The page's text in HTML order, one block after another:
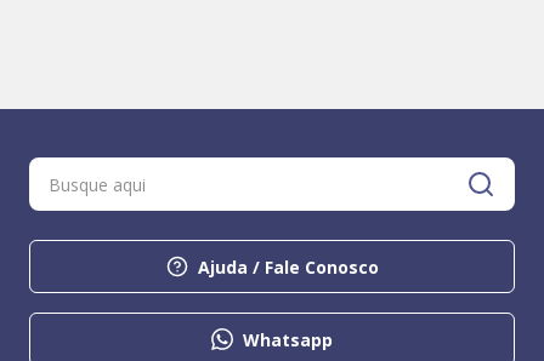
Ajuda / Fale Conosco
Whatsapp